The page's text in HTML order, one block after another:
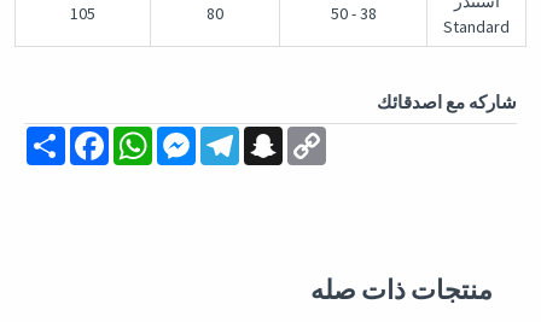
Standard
38 - 50
80
105
شاركه مع اصدقائك
Share
FacebookWhatsApp
MessengerTelegramSnapchat Copy
Link
منتجات ذات صله